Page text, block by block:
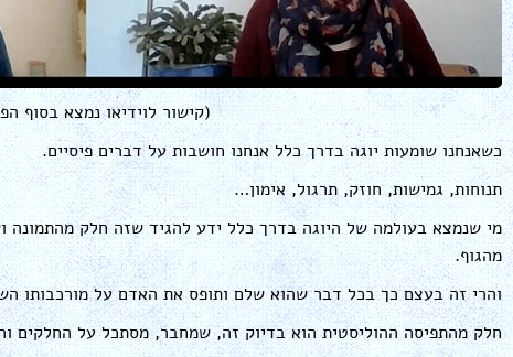
(קישור לוידיאו נמצא בסוף
כשאנחנו שומעות יוגה בדרך כלל אנחנו חושבות על דברים פיסיים.
תנוחות, גמישות, חוזק, תרגול, אימון…
מי שנמצא בעולמה של היוגה בדרך כלל ידע להגיד שזה חלק מהתמונה
מהגוף.
והרי זה בעצם כך בכל דבר שהוא שלם ותופס את האדם על מורכבותו
חלק מהתפיסה ההוליסטית הוא בדיוק זה, שמחבר, מסתכל על החלקים